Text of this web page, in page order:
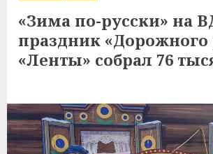
«Зима по-русски» на
праздник «Дорожного
«Ленты» собрал 76